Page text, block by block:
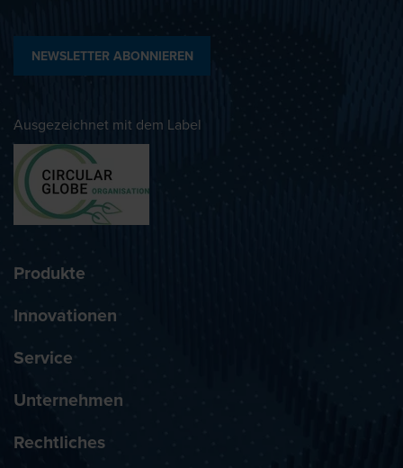
NEWSLETTER ABONNIEREN
Ausgezeichnet mit dem Label
Produkte
Innovationen
Service
Unternehmen
Rechtliches